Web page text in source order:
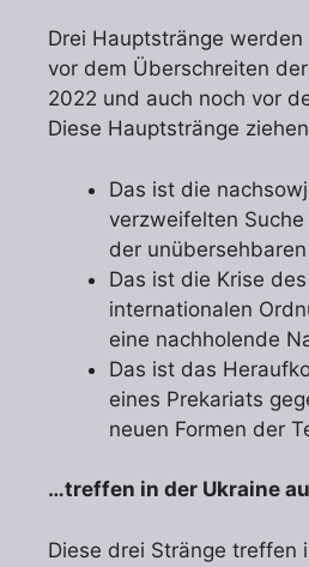
Drei Hauptstränge
vor dem Überschreiten
2022 und auch noch vor
Diese Hauptstränge
Das ist die
verzweifelten
der
Das ist die Krise
internationalen
eine nachholende
Das ist das
eines Prekariats
neuen Formen der
…treffen in der Ukraine
Diese drei Stränge treffen